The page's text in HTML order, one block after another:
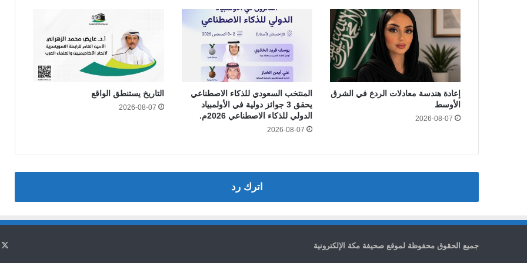
إعادة هندسة معادلات الردع في الشرق
الأوسط
2026-08-07
المنتخب السعودي للذكاء الاصطناعي
يحقق 3 جوائز دولية في الأولمبياد
الدولي للذكاء الاصطناعي 2026م.
2026-08-07
التاريخ يستنطق الواقع
2026-08-07
اترك رد
جميع الحقوق محفوظة لموقع صحيفة مكة الإلكترونية